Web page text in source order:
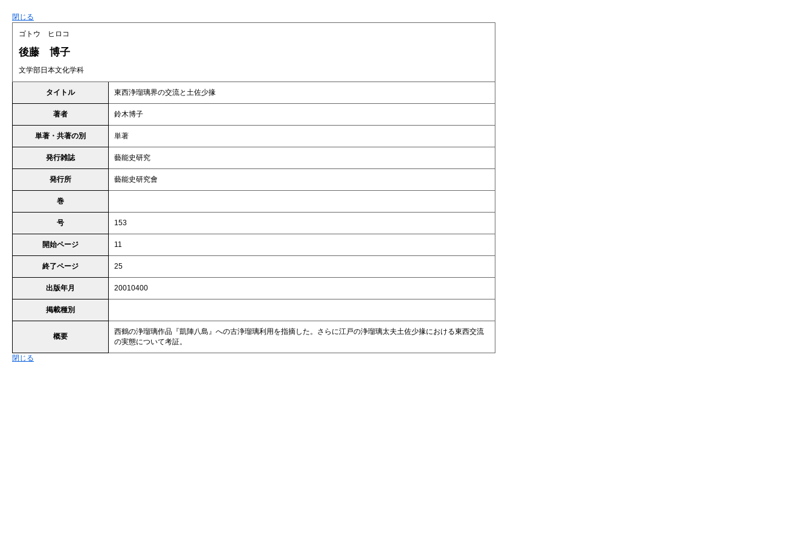
閉じる
ゴトウ ヒロコ
後藤 博子
文学部日本文化学科
タイトル 東西浄瑠璃界の交流と土佐少掾
著者 鈴木博子
単著・共著の別 単著
発行雑誌 藝能史研究
発行所 藝能史研究會
巻
号 153
開始ページ 11
終了ページ 25
出版年月 20010400
掲載種別
概要
西鶴の浄瑠璃作品『凱陣八島』への古浄瑠璃利用を指摘した。さらに江戸の浄瑠璃太夫土佐少掾における東西交流
の実態について考証。
閉じる